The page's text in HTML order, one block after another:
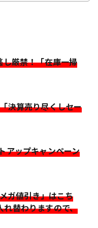
厳禁！「在庫一掃
決算売り尽くしセー
アップキャンペーン
ガ値引き」はこち
れ替わりますので、